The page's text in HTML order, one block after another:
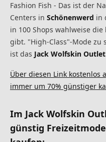
Fashion Fish - Das ist der
Centers in Schönenwerd in
in 100 Shops wahlweise
gibt. "High-Class"-Mode zu
ist das Jack Wolfskin Outlet
Über diesen Link kostenlos
immer um 70% günstiger
Im Jack Wolfskin
günstig